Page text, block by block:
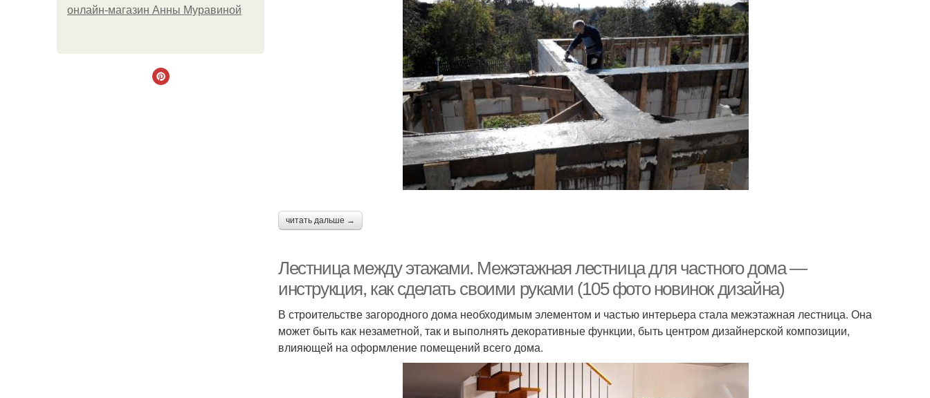
онлайн-магазин Анны Муравиной
читать дальше →
Лестница между этажами. Межэтажная лестница для частного дома —
инструкция, как сделать своими руками (105 фото новинок дизайна)
В строительстве загородного дома необходимым элементом и частью интерьера стала межэтажная лестница. Она
может быть как незаметной, так и выполнять декоративные функции, быть центром дизайнерской композиции,
влияющей на оформление помещений всего дома.